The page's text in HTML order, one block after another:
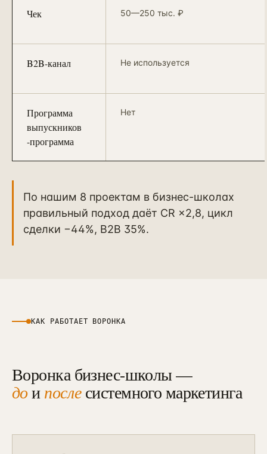
Чек 50—250 тыс. ₽
B2B-канал Не используется
Программа
выпускников
-программа
Нет
По нашим 8 проектам в бизнес-школах
правильный подход даёт CR ×2,8, цикл
сделки −44%, B2B 35%.
КАК РАБОТАЕТ ВОРОНКА
Воронка бизнес-школы —
доипослесистемного маркетинга